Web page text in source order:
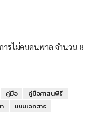
ารไม่คบคนพาล จำนวน 8
คู่มือ
คู่มือศาสนพิธี
แบบเอกสาร